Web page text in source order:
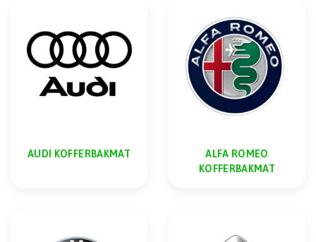
AUDI KOFFERBAKMAT
ALFA ROMEO
KOFFERBAKMAT